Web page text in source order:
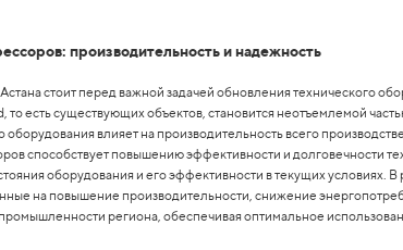
производительность и надежность
стоит перед важной задачей обновления технического
есть существующих объектов, становится неотъемлемой
оборудования влияет на производительность всего
способствует повышению эффективности и долговечности
оборудования и его эффективности в текущих
на повышение производительности, снижение
региона, обеспечивая оптимальное